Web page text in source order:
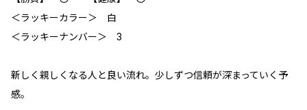
＜ラッキーカラー＞ 白
＜ラッキーナンバー＞ 3
新しく親しくなる人と良い流れ。少しずつ信頼が深まっていく予
感。